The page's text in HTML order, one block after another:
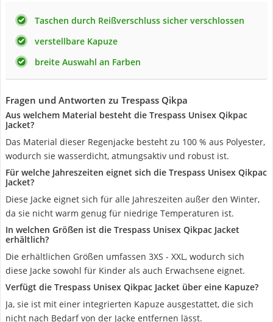
Taschen durch Reißverschluss sicher verschlossen
verstellbare Kapuze
breite Auswahl an Farben
Fragen und Antworten zu Trespass Qikpa
Aus welchem Material besteht die Trespass Unisex Qikpac
Jacket?
Das Material dieser Regenjacke besteht zu 100 % aus Polyester,
wodurch sie wasserdicht, atmungsaktiv und robust ist.
Für welche Jahreszeiten eignet sich die Trespass Unisex Qikpac
Jacket?
Diese Jacke eignet sich für alle Jahreszeiten außer den Winter,
da sie nicht warm genug für niedrige Temperaturen ist.
In welchen Größen ist die Trespass Unisex Qikpac Jacket
erhältlich?
Die erhältlichen Größen umfassen 3XS - XXL, wodurch sich
diese Jacke sowohl für Kinder als auch Erwachsene eignet.
Verfügt die Trespass Unisex Qikpac Jacket über eine Kapuze?
Ja, sie ist mit einer integrierten Kapuze ausgestattet, die sich
nicht nach Bedarf von der Jacke entfernen lässt.